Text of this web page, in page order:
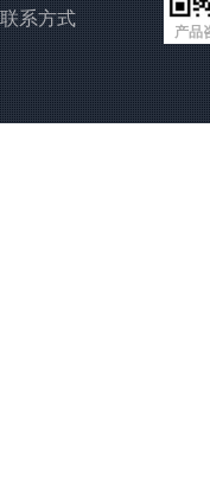
联系方式
产品